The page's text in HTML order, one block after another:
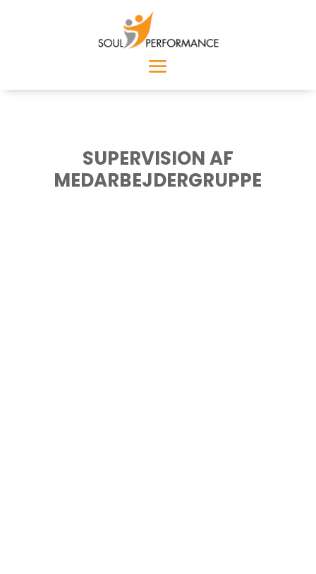
SUPERVISION AF
MEDARBEJDERGRUPPE